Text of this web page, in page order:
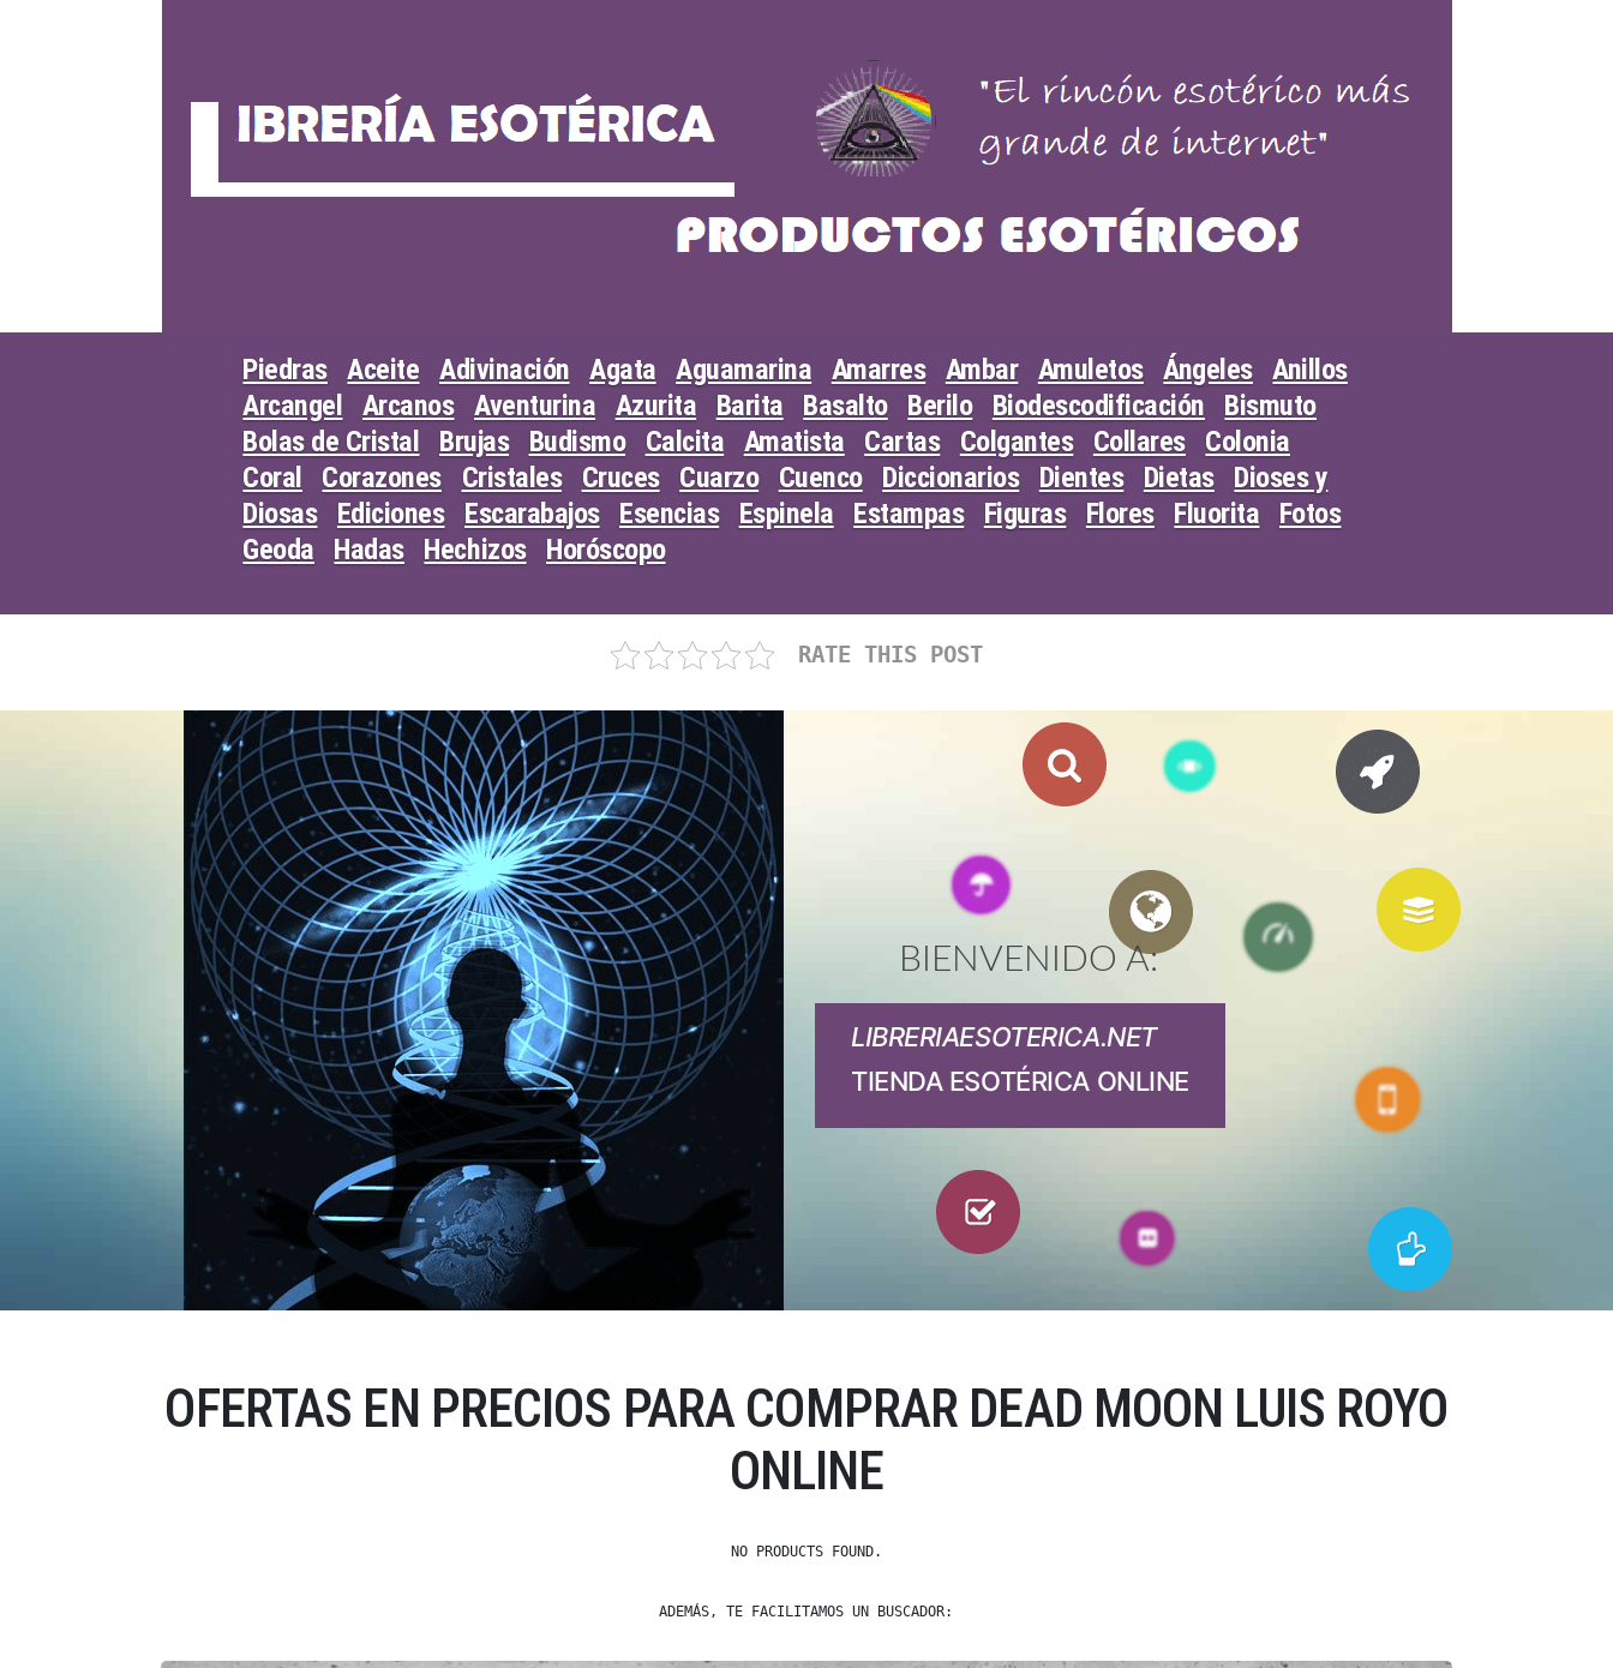
Piedras Aceite Adivinación Agata Aguamarina Amarres Ambar Amuletos Ángeles Anillos
Arcangel
Arcanos Aventurina Azurita Barita Basalto Berilo Biodescodificación
Bismuto
Bolas de Cristal
Brujas Budismo Calcita Amatista Cartas Colgantes Collares
Colonia
Coral
Corazones Cristales Cruces Cuarzo Cuenco Diccionarios Dientes Dietas
Dioses y
Diosas
Ediciones Escarabajos Esencias Espinela Estampas Figuras Flores Fluorita
Fotos
Geoda
Hadas Hechizos Horóscopo
RATE THIS POST
LIBRERIAESOTERICA.NET
TIENDA ESOTÉRICA ONLINE
BIENVENIDO A:
OFERTAS EN PRECIOS PARA COMPRAR DEAD MOON LUIS ROYO
ONLINE
NO PRODUCTS FOUND.
ADEMÁS, TE FACILITAMOS UN BUSCADOR: